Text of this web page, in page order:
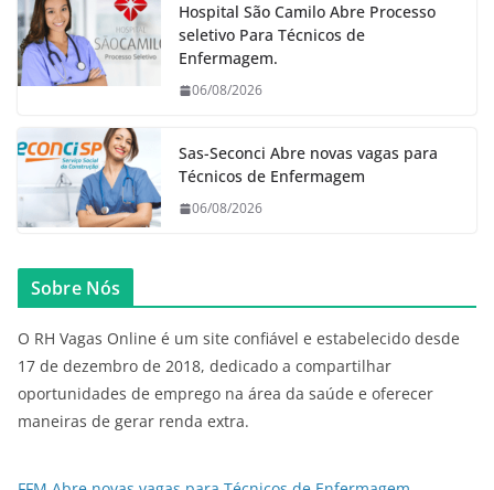
Hospital São Camilo Abre Processo
seletivo Para Técnicos de
Enfermagem.
06/08/2026
Sas-Seconci Abre novas vagas para
Técnicos de Enfermagem
06/08/2026
Sobre Nós
O RH Vagas Online é um site confiável e estabelecido desde
17 de dezembro de 2018, dedicado a compartilhar
oportunidades de emprego na área da saúde e oferecer
maneiras de gerar renda extra.